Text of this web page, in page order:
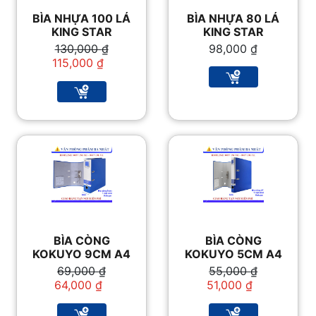
BÌA NHỰA 100 LÁ
KING STAR
130,000₫
Giá
gốc
130,000 ₫.
115,000₫
Giá
hiện
là:
115,000 ₫.
BÌA NHỰA 80 LÁ
KING STAR
98,000₫
BÌA CÒNG
KOKUYO 9CM A4
69,000₫
Giá
gốc
69,000 ₫.
64,000 ₫
Giá
hiện
là:
BÌA CÒNG
KOKUYO 5CM A4
55,000₫
Giá
gốc
55,000 ₫.
51,000₫
Giá
hiện
là: